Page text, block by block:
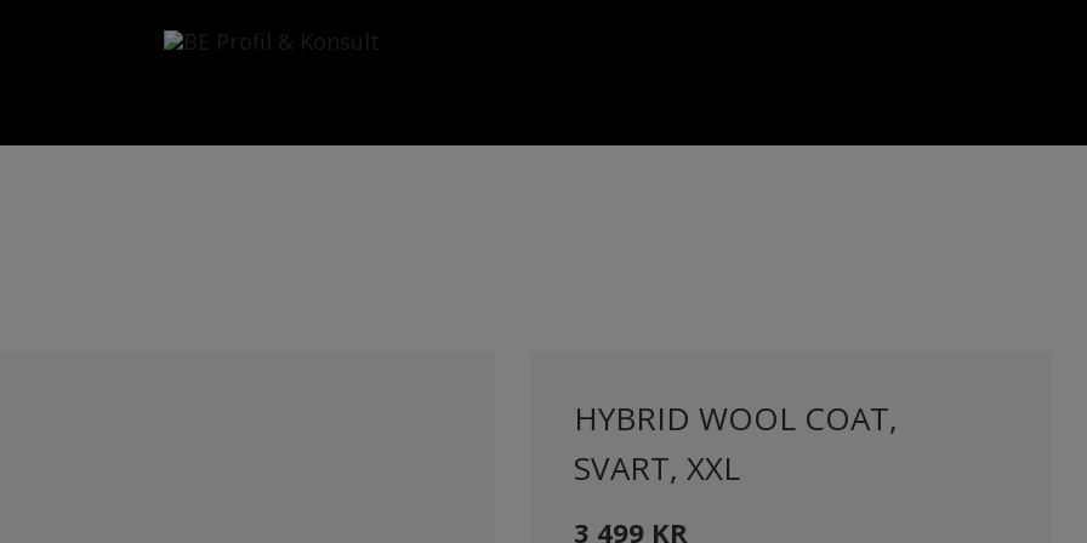
HYBRID WOOL COAT,
SVART, XXL
3 499 KR